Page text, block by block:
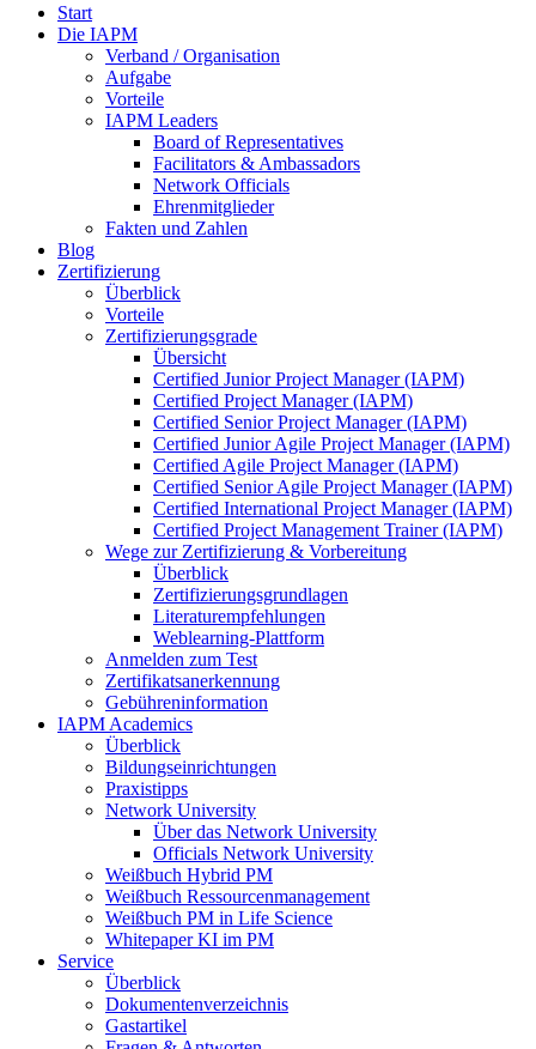
Start
Die IAPM
Verband / Organisation
Aufgabe
Vorteile
IAPM Leaders
Board of Representatives
Facilitators & Ambassadors
Network Officials
Ehrenmitglieder
Fakten und Zahlen
Blog
Zertifizierung
Überblick
Vorteile
Zertifizierungsgrade
Übersicht
Certified Junior Project Manager (IAPM)
Certified Project Manager (IAPM)
Certified Senior Project Manager (IAPM)
Certified Junior Agile Project Manager (IAPM)
Certified Agile Project Manager (IAPM)
Certified Senior Agile Project Manager (IAPM)
Certified International Project Manager (IAPM)
Certified Project Management Trainer (IAPM)
Wege zur Zertifizierung & Vorbereitung
Überblick
Zertifizierungsgrundlagen
Literaturempfehlungen
Weblearning-Plattform
Anmelden zum Test
Zertifikatsanerkennung
Gebühreninformation
IAPM Academics
Überblick
Bildungseinrichtungen
Praxistipps
Network University
Über das Network University
Officials Network University
Weißbuch Hybrid PM
Weißbuch Ressourcenmanagement
Weißbuch PM in Life Science
Whitepaper KI im PM
Service
Überblick
Dokumentenverzeichnis
Gastartikel